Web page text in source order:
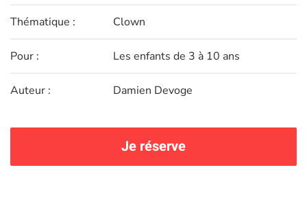
Thématique : Clown
Pour : Les enfants de 3 à 10 ans
Auteur : Damien Devoge
Je réserve